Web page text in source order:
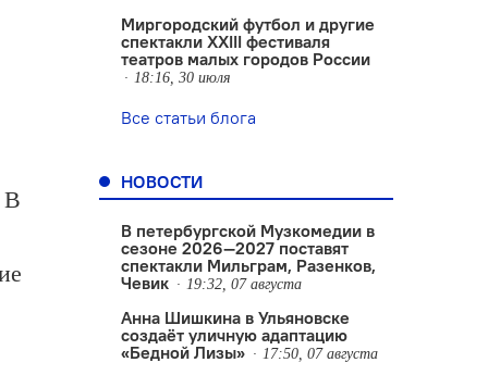
В
Миргородский футбол и другие
спектакли XXIII фестиваля
театров малых городов России
18:16, 30 июля
Все статьи блога
НОВОСТИ
В петербургской Музкомедии в
сезоне 2026—2027 поставят
спектакли Мильграм, Разенков,
Чевик
19:32, 07 августа
Анна Шишкина в Ульяновске
создаëт уличную адаптацию
«Бедной Лизы»
17:50, 07 августа